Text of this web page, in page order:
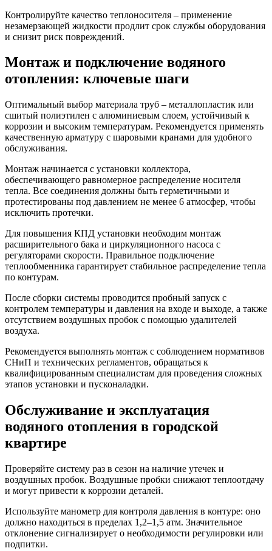
Контролируйте качество теплоносителя – применение
незамерзающей жидкости продлит срок службы оборудования
и снизит риск повреждений.
Монтаж и подключение водяного
отопления: ключевые шаги
Оптимальный выбор материала труб – металлопластик или
сшитый полиэтилен с алюминиевым слоем, устойчивый к
коррозии и высоким температурам. Рекомендуется применять
качественную арматуру с шаровыми кранами для удобного
обслуживания.
Монтаж начинается с установки коллектора,
обеспечивающего равномерное распределение носителя
тепла. Все соединения должны быть герметичными и
протестированы под давлением не менее 6 атмосфер, чтобы
исключить протечки.
Для повышения КПД установки необходим монтаж
расширительного бака и циркуляционного насоса с
регуляторами скорости. Правильное подключение
теплообменника гарантирует стабильное распределение тепла
по контурам.
После сборки системы проводится пробный запуск с
контролем температуры и давления на входе и выходе, а также
отсутствием воздушных пробок с помощью удалителей
воздуха.
Рекомендуется выполнять монтаж с соблюдением нормативов
СНиП и технических регламентов, обращаться к
квалифицированным специалистам для проведения сложных
этапов установки и пусконаладки.
Обслуживание и эксплуатация
водяного отопления в городской
квартире
Проверяйте систему раз в сезон на наличие утечек и
воздушных пробок. Воздушные пробки снижают теплоотдачу
и могут привести к коррозии деталей.
Используйте манометр для контроля давления в контуре: оно
должно находиться в пределах 1,2–1,5 атм. Значительное
отклонение сигнализирует о необходимости регулировки или
подпитки.